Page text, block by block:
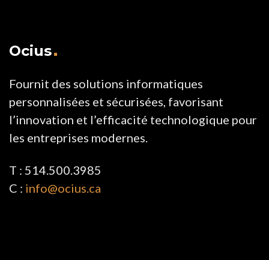
Ocius
Fournit des solutions informatiques
personnalisées et sécurisées, favorisant
l’innovation et l’efficacité technologique pour
les entreprises modernes.
T : 514.500.3985
C : info@ocius.ca